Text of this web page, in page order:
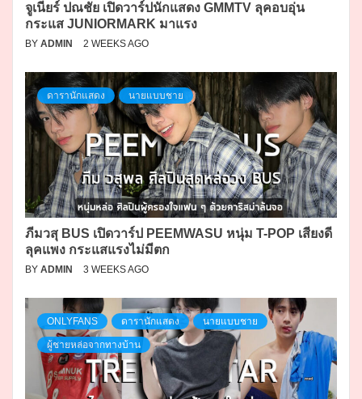
จูเนียร์ ปณชัย เปิดวาร์ปนักแสดง GMMTV ลุคอบอุ่น
กระแส JUNIORMARK มาแรง
BY ADMIN 2 WEEKS AGO
ดารานักแสดง นายแบบชาย
ภีมวสุ BUS เปิดวาร์ป PEEMWASU หนุ่ม T-POP เสียงดี
ลุคแพง กระแสแรงไม่มีตก
BY ADMIN 3 WEEKS AGO
ONLYFANS ดารานักแสดง นายแบบชาย
ผู้ชายหล่อจากทางบ้าน